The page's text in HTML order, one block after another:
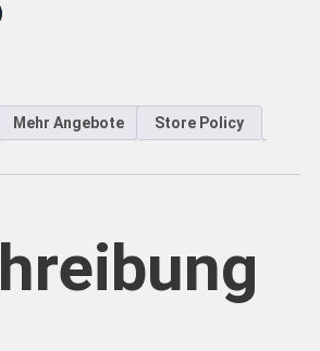
Mehr Angebote
Store Policy